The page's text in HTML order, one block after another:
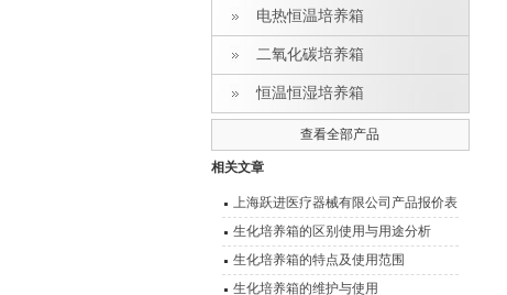
电热恒温培养箱
二氧化碳培养箱
恒温恒湿培养箱
查看全部产品
相关文章
上海跃进医疗器械有限公司产品报价表
生化培养箱的区别使用与用途分析
生化培养箱的特点及使用范围
生化培养箱的维护与使用